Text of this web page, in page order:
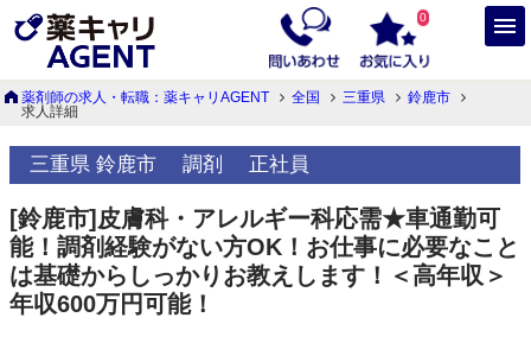
0
薬剤師の求人・転職：薬キャリAGENT 全国 三重県
鈴鹿市
求人詳細
三重県 鈴鹿市 調剤 正社員
[鈴鹿市]皮膚科・アレルギー科応需★車通勤可
能！調剤経験がない方OK！お仕事に必要なこと
は基礎からしっかりお教えします！＜高年収＞
年収600万円可能！